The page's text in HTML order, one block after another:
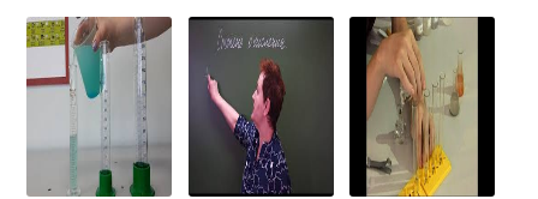
СМАЧИВАЮТ
ВОДОЙ ФИЗИКА
НИЗИНАХ ФИЗИКА